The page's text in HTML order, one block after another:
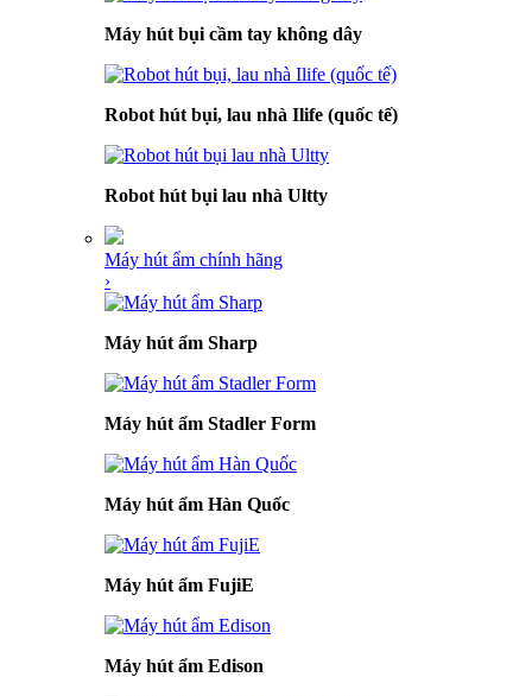
Máy hút bụi cầm tay không dây
Robot hút bụi, lau nhà Ilife (quốc tế)
Robot hút bụi lau nhà Ultty
Máy hút ẩm chính hãng
›
Máy hút ẩm Sharp
Máy hút ẩm Stadler Form
Máy hút ẩm Hàn Quốc
Máy hút ẩm FujiE
Máy hút ẩm Edison